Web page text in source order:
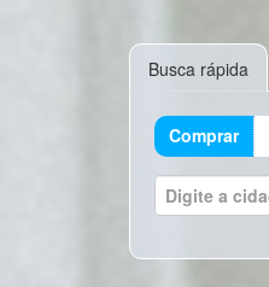
Busca rápida
Comprar